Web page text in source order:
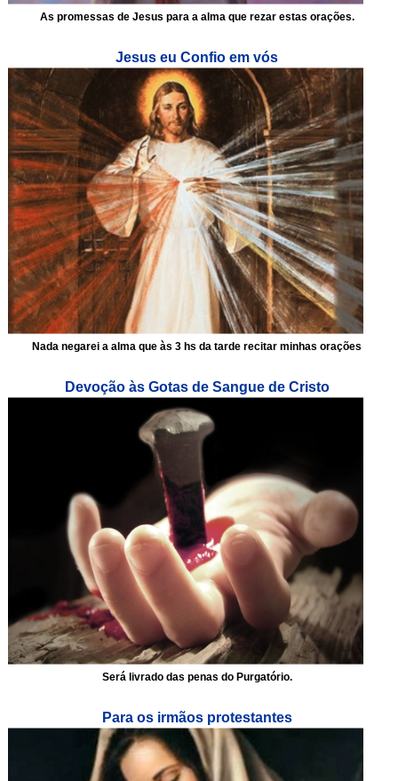
As promessas de Jesus para a alma que rezar estas orações.
Jesus eu Confio em vós
Nada negarei a alma que às 3 hs da tarde recitar minhas orações
Devoção às Gotas de Sangue de Cristo
Será livrado das penas do Purgatório.
Para os irmãos protestantes